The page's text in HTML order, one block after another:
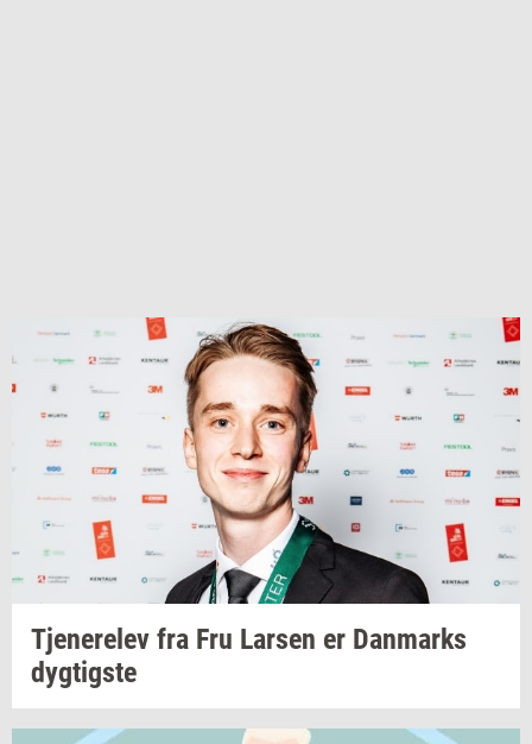
Tje­ne­re­lev fra Fru Lar­sen er Dan­marks
dyg­tig­ste